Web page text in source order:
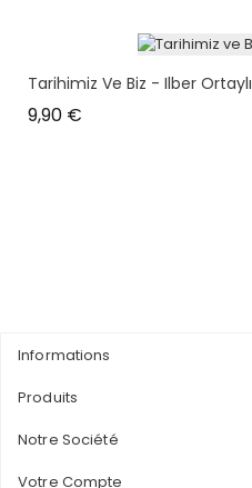
Tarihimiz Ve Biz - Ilber Ortaylı
9,90 €
Informations
Produits
Notre Société
Votre Compte